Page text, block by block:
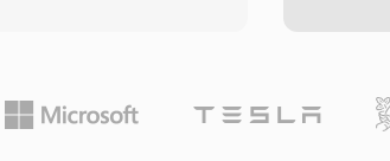
les plateformes
codecs vocaux bas
les iterations